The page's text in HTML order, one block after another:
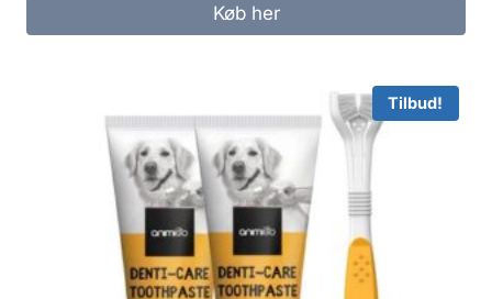
Køb her
Tilbud!